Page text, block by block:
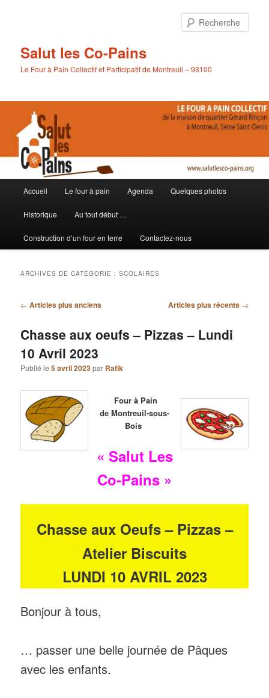
Salut les Co-Pains
Le Four à Pain Collectif et Participatif de Montreuil – 93100
principal
Accueil Le four à pain Agenda Quelques photos
Historique Au tout début …
Construction d’un four en terre Contactez-nous
ARCHIVES DE CATÉGORIE :SCOLAIRES
Navigation
articles
← Articles plus anciens Articles plus récents →
Chasse aux oeufs – Pizzas – Lundi
10 Avril 2023
Publié le5 avril 2023par Rafik
Four à Pain
de Montreuil-sous-
Bois
« Salut Les
Co-Pains »
Chasse aux Oeufs – Pizzas –
Atelier Biscuits
LUNDI 10 AVRIL 2023
Bonjour à tous,
… passer une belle journée de Pâques
avec les enfants.